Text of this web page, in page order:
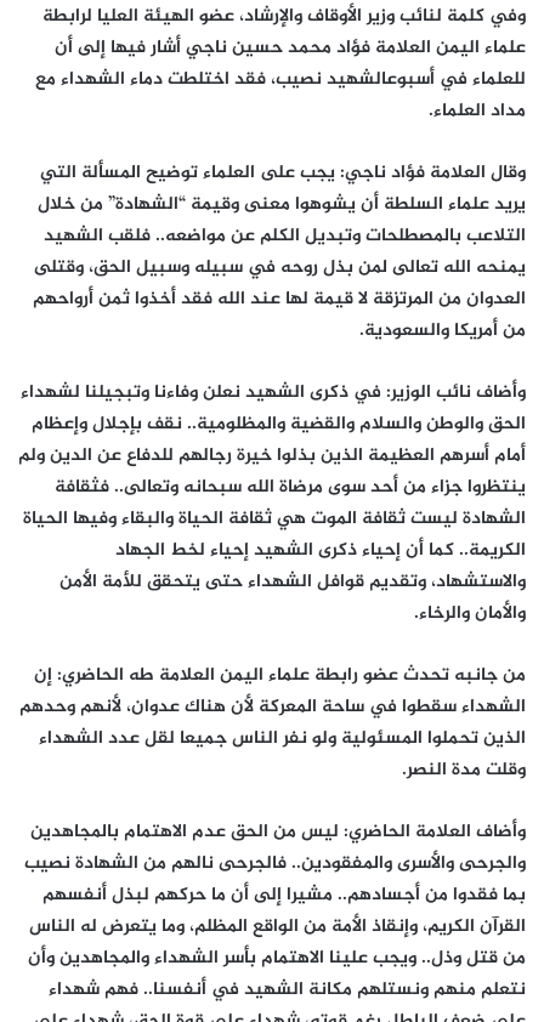
وفي كلمة لنائب وزير الأوقاف والإرشاد، عضو الهيئة العليا لرابطة
علماء اليمن العلامة فؤاد محمد حسين ناجي أشار فيها إلى أن
للعلماء في أسبوعالشهيد نصيب، فقد اختلطت دماء الشهداء مع
مداد العلماء.
وقال العلامة فؤاد ناجي: يجب على العلماء توضيح المسألة التي
يريد علماء السلطة أن يشوهوا معنى وقيمة “الشهادة” من خلال
التلاعب بالمصطلحات وتبديل الكلم عن مواضعه.. فلقب الشهيد
يمنحه الله تعالى لمن بذل روحه في سبيله وسبيل الحق، وقتلى
العدوان من المرتزقة لا قيمة لها عند الله فقد أخذوا ثمن أرواحهم
من أمريكا والسعودية.
وأضاف نائب الوزير: في ذكرى الشهيد نعلن وفاءنا وتبجيلنا لشهداء
الحق والوطن والسلام والقضية والمظلومية.. نقف بإجلال وإعظام
أمام أسرهم العظيمة الذين بذلوا خيرة رجالهم للدفاع عن الدين ولم
ينتظروا جزاء من أحد سوى مرضاة الله سبحانه وتعالى.. فثقافة
الشهادة ليست ثقافة الموت هي ثقافة الحياة والبقاء وفيها الحياة
الكريمة.. كما أن إحياء ذكرى الشهيد إحياء لخط الجهاد
والاستشهاد، وتقديم قوافل الشهداء حتى يتحقق للأمة الأمن
والأمان والرخاء.
من جانبه تحدث عضو رابطة علماء اليمن العلامة طه الحاضري: إن
الشهداء سقطوا في ساحة المعركة لأن هناك عدوان، لأنهم وحدهم
الذين تحملوا المسئولية ولو نفر الناس جميعا لقل عدد الشهداء
وقلت مدة النصر.
وأضاف العلامة الحاضري: ليس من الحق عدم الاهتمام بالمجاهدين
والجرحى والأسرى والمفقودين.. فالجرحى نالهم من الشهادة نصيب
بما فقدوا من أجسادهم.. مشيرا إلى أن ما حركهم لبذل أنفسهم
القرآن الكريم، وإنقاذ الأمة من الواقع المظلم، وما يتعرض له الناس
من قتل وذل.. ويجب علينا الاهتمام بأسر الشهداء والمجاهدين وأن
نتعلم منهم ونستلهم مكانة الشهيد في أنفسنا.. فهم شهداء